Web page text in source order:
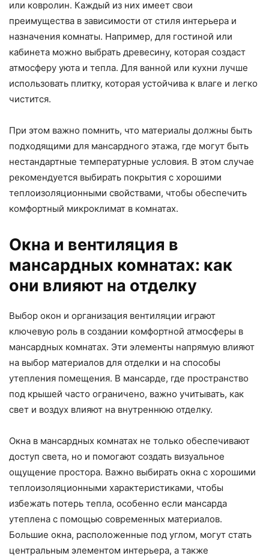
или ковролин. Каждый из них имеет свои
преимущества в зависимости от стиля интерьера и
назначения комнаты. Например, для гостиной или
кабинета можно выбрать древесину, которая создаст
атмосферу уюта и тепла. Для ванной или кухни лучше
использовать плитку, которая устойчива к влаге и легко
чистится.
При этом важно помнить, что материалы должны быть
подходящими для мансардного этажа, где могут быть
нестандартные температурные условия. В этом случае
рекомендуется выбирать покрытия с хорошими
теплоизоляционными свойствами, чтобы обеспечить
комфортный микроклимат в комнатах.
Окна и вентиляция в
мансардных комнатах: как
они влияют на отделку
Выбор окон и организация вентиляции играют
ключевую роль в создании комфортной атмосферы в
мансардных комнатах. Эти элементы напрямую влияют
на выбор материалов для отделки и на способы
утепления помещения. В мансарде, где пространство
под крышей часто ограничено, важно учитывать, как
свет и воздух влияют на внутреннюю отделку.
Окна в мансардных комнатах не только обеспечивают
доступ света, но и помогают создать визуальное
ощущение простора. Важно выбирать окна с хорошими
теплоизоляционными характеристиками, чтобы
избежать потерь тепла, особенно если мансарда
утеплена с помощью современных материалов.
Большие окна, расположенные под углом, могут стать
центральным элементом интерьера, а также